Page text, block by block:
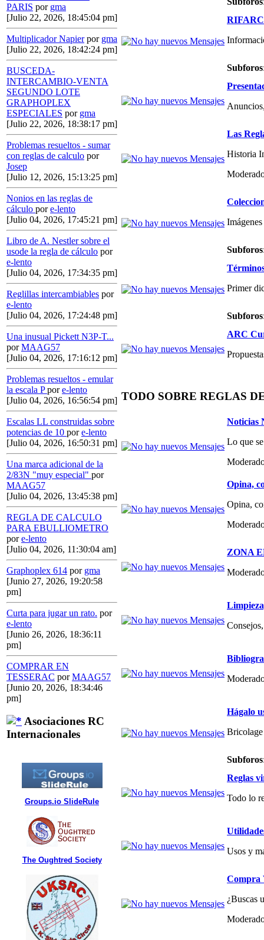
PARIS por gma
[Julio 22, 2026, 18:45:04 pm]
Multiplicador Napier por gma
[Julio 22, 2026, 18:42:24 pm]
BUSCEDA-
INTERCAMBIO-VENTA
SEGUNDO LOTE
GRAPHOPLEX
ESPECIALES por gma
[Julio 22, 2026, 18:38:17 pm]
Problemas resueltos - sumar
con reglas de calculo por
Josep
[Julio 12, 2026, 15:13:25 pm]
Nonios en las reglas de
cálculo pore-lento
[Julio 04, 2026, 17:45:21 pm]
Libro de A. Nestler sobre el
usode la regla de cálculo por
e-lento
[Julio 04, 2026, 17:34:35 pm]
Reglillas intercambiables por
e-lento
[Julio 04, 2026, 17:24:48 pm]
Una inusual Pickett N3P-T...
porMAAG57
[Julio 04, 2026, 17:16:12 pm]
Problemas resueltos - emular
la escala Ppore-lento
[Julio 04, 2026, 16:56:54 pm]
Escalas LL construidas sobre
potencias de 10 pore-lento
[Julio 04, 2026, 16:50:31 pm]
Una marca adicional de la
2/83N "muy especial" por
MAAG57
[Julio 04, 2026, 13:45:38 pm]
REGLA DE CALCULO
PARA EBULLIOMETRO
pore-lento
[Julio 04, 2026, 11:30:04 am]
Graphoplex 614 por gma
[Junio 27, 2026, 19:20:58
pm]
Curta para jugar un rato. por
e-lento
[Junio 26, 2026, 18:36:11
pm]
COMPRAR EN
TESSERAC porMAAG57
[Junio 20, 2026, 18:34:46
pm]
Asociaciones RC
Internacionales
Groups.io SlideRule
The Oughtred Society
Subforos
Las
Historia
Subforos
Primer
Subforos
ARC
TODO SOBRE REGLAS
Noticias
Lo que
Opina,
Opina,
ZONA
Hágalo
Subforos
Reglas
Todo lo
Usos y
Compra
¿Buscas